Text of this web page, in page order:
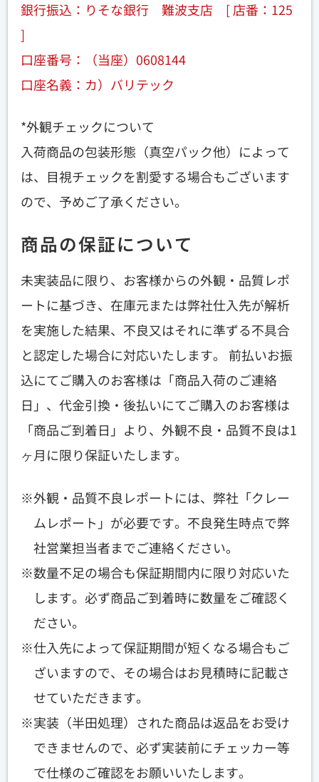
銀行振込：りそな銀行 難波支店 [ 店番：125
]
口座番号：（当座）0608144
口座名義：カ）バリテック
*外観チェックについて
入荷商品の包装形態（真空パック他）によって
は、目視チェックを割愛する場合もございます
ので、予めご了承ください。
商品の保証について
未実装品に限り、お客様からの外観・品質レポ
ートに基づき、在庫元または弊社仕入先が解析
を実施した結果、不良又はそれに準ずる不具合
と認定した場合に対応いたします。 前払いお振
込にてご購入のお客様は「商品入荷のご連絡
日」、代金引換・後払いにてご購入のお客様は
「商品ご到着日」より、外観不良・品質不良は1
ヶ月に限り保証いたします。
外観・品質不良レポートには、弊社「クレー
ムレポート」が必要です。不良発生時点で弊
社営業担当者までご連絡ください。
数量不足の場合も保証期間内に限り対応いた
します。必ず商品ご到着時に数量をご確認く
ださい。
仕入先によって保証期間が短くなる場合もご
ざいますので、その場合はお見積時に記載さ
せていただきます。
実装（半田処理）された商品は返品をお受け
できませんので、必ず実装前にチェッカー等
で仕様のご確認をお願いいたします。